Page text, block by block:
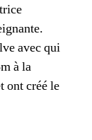
avec qui
à la
ont créé le